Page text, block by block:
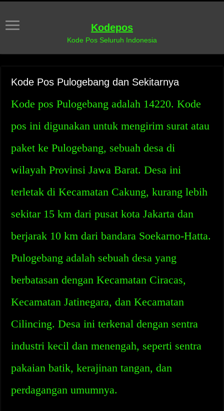
Kodepos
Kode Pos Seluruh Indonesia
Kode Pos Pulogebang dan Sekitarnya
Kode pos Pulogebang adalah 14220. Kode
pos ini digunakan untuk mengirim surat atau
paket ke Pulogebang, sebuah desa di
wilayah Provinsi Jawa Barat. Desa ini
terletak di Kecamatan Cakung, kurang lebih
sekitar 15 km dari pusat kota Jakarta dan
berjarak 10 km dari bandara Soekarno-Hatta.
Pulogebang adalah sebuah desa yang
berbatasan dengan Kecamatan Ciracas,
Kecamatan Jatinegara, dan Kecamatan
Cilincing. Desa ini terkenal dengan sentra
industri kecil dan menengah, seperti sentra
pakaian batik, kerajinan tangan, dan
perdagangan umumnya.